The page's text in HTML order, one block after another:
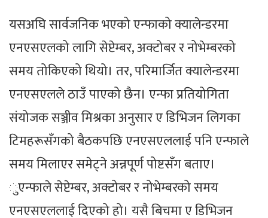
यसअघि सार्वजनिक भएको एन्फाको क्यालेन्डरमा
एनएसएलको लागि सेप्टेम्बर, अक्टोबर र नोभेम्बरको
समय तोकिएको थियो। तर, परिमार्जित क्यालेन्डरमा
एनएसएलले ठाउँ पाएको छैन। एन्फा प्रतियोगिता
संयोजक सञ्जीव मिश्रका अनुसार ए डिभिजन लिगका
टिमहरूसँगको बैठकपछि एनएसएललाई पनि एन्फाले
समय मिलाएर समेट्ने अन्नपूर्ण पोष्टसँग बताए।
ुएन्फाले सेप्टेम्बर, अक्टोबर र नोभेम्बरको समय
एनएसएललाई दिएको हो। यसै बिचमा ए डिभिजन